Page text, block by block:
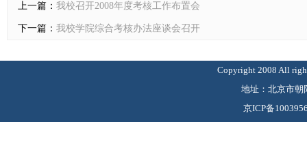
上一篇： 我校召开2008年度考核工作布置会
下一篇： 我校学院综合考核办法座谈会召开
Copyright 2008 All
地址：北京市朝
京ICP备